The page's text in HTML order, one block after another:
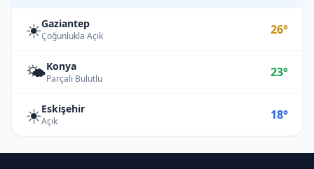
☀️Gaziantep
Çoğunlukla Açık 26°
🌤️Konya
Parçalı Bulutlu 23°
☀️Eskişehir
Açık 18°